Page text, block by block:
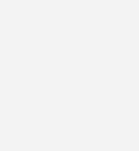
SHK-Betriebe
die Relevanz des Tools
Entscheidungshilfe
schaffen.
eine Unterstützung in
greifbar und
moderner